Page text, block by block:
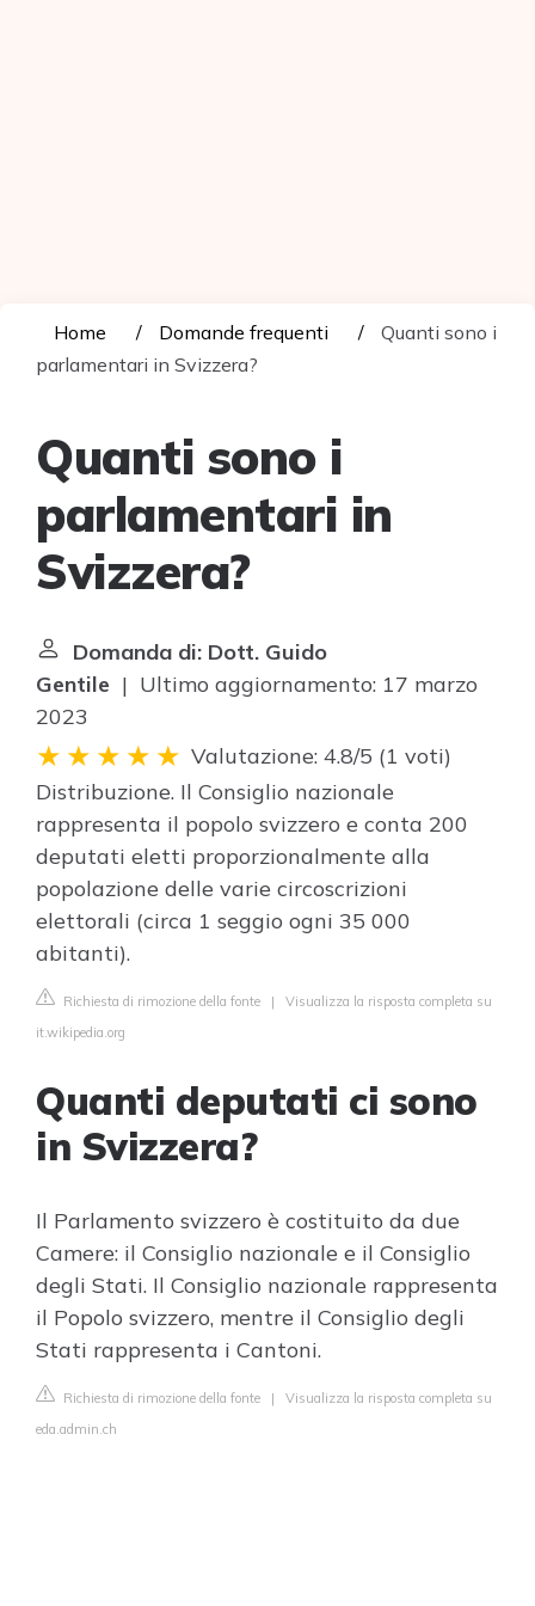
Home Domande frequenti
Quanti sono i
parlamentari in Svizzera?
Quanti sono i
parlamentari in
Svizzera?
Domanda di: Dott. Guido
Gentile | Ultimo aggiornamento: 17 marzo
2023
Valutazione: 4.8/5 (1 voti)
Distribuzione. Il Consiglio nazionale
rappresenta il popolo svizzero e conta 200
deputati eletti proporzionalmente alla
popolazione delle varie circoscrizioni
elettorali (circa 1 seggio ogni 35 000
abitanti).
Richiesta di rimozione della fonte | Visualizza la risposta completa su
it.wikipedia.org
Quanti deputati ci sono
in Svizzera?
Il Parlamento svizzero è costituito da due
Camere: il Consiglio nazionale e il Consiglio
degli Stati. Il Consiglio nazionale rappresenta
il Popolo svizzero, mentre il Consiglio degli
Stati rappresenta i Cantoni.
Richiesta di rimozione della fonte | Visualizza la risposta completa su
eda.admin.ch